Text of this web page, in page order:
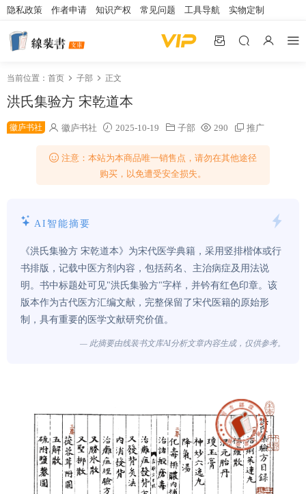
隐私政策 作者申请 知识产权 常见问题 工具导航 实物定制
当前位置： 首页 子部 正文
洪氏集验方 宋乾道本
徽庐书社 徽庐书社 2025-10-19 子部 290 推广
注意：本站为本商品唯一销售点，请勿在其他途径
购买，以免遭受安全损失。
AI智能摘要
《洪氏集验方 宋乾道本》为宋代医学典籍，采用竖排楷体或行
书排版，记载中医方剂内容，包括药名、主治病症及用法说
明。书中标题处可见"洪氏集验方"字样，并钤有红色印章。该
版本作为古代医方汇编文献，完整保留了宋代医籍的原始形
制，具有重要的医学文献研究价值。
— 此摘要由线装书文库AI分析文章内容生成，仅供参考。